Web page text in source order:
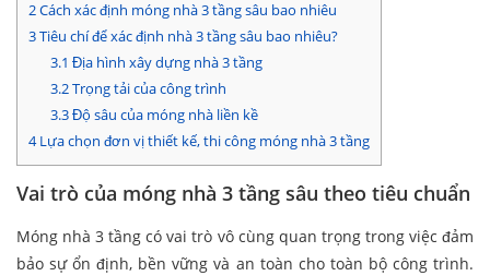
2Cách xác định móng nhà 3 tầng sâu bao nhiêu
3Tiêu chí để xác định nhà 3 tầng sâu bao nhiêu?
3.1 Địa hình xây dựng nhà 3 tầng
3.2Trọng tải của công trình
3.3Độ sâu của móng nhà liền kề
4Lựa chọn đơn vị thiết kế, thi công móng nhà 3 tầng
Vai trò của móng nhà 3 tầng sâu theo tiêu chuẩn
Móng nhà 3 tầng có vai trò vô cùng quan trọng trong việc đảm
bảo sự ổn định, bền vững và an toàn cho toàn bộ công trình.